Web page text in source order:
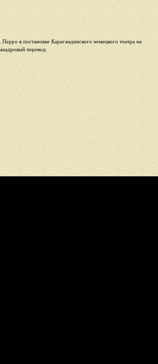
в постановке Карагандинского немецкого театра на
перевод.